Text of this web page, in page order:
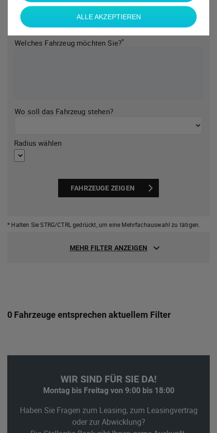
Welches Fahrzeug möchten Sie?*
Wo soll das Fahrzeug stehen?
Radius wählen
FAHRZEUGE ZEIGEN
* Halten Sie STRG/CTRL gedrückt, um eine Mehrfachauswahl zu tätigen.
MEHR FILTER ANZEIGEN
0 Fahrzeuge entsprechen aktuellem Filter
WIR SIND FÜR SIE DA!
Montag bis Freitag von 9:00 bis 18:00
Haben Sie Fragen zum Leasing, zum Leasingvertrag
oder zur Abwicklung?
ALLE AKZEPTIEREN